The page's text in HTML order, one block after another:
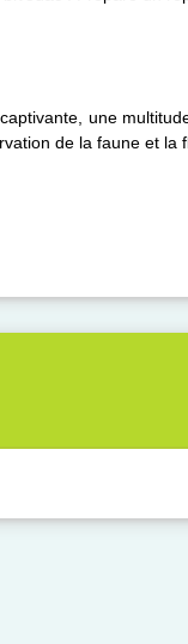
une
de la faune et